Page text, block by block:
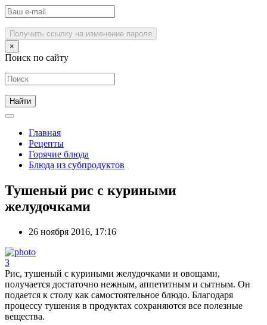
Получить ссылку на изменение пароля
×
Поиск по сайту
Главная
Рецепты
Горячие блюда
Блюда из субпродуктов
Тушеный рис с куриными
желудочками
26 ноября 2016, 17:16
3
Рис, тушеный с куриными желудочками и овощами,
получается достаточно нежным, аппетитным и сытным. Он
подается к столу как самостоятельное блюдо. Благодаря
процессу тушения в продуктах сохраняются все полезные
вещества.